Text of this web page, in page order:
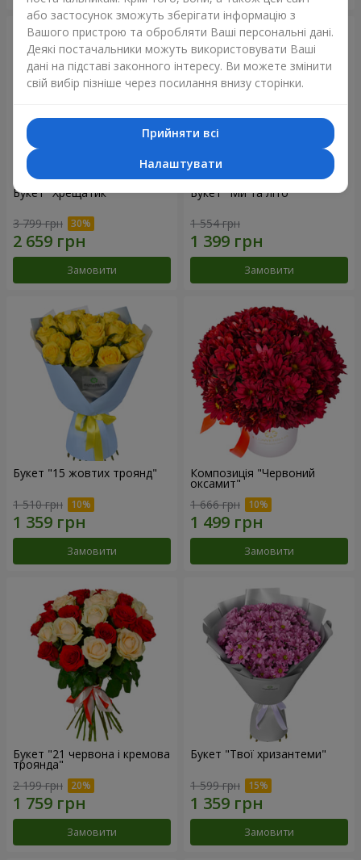
Букет "Хрещатик"
3 799 грн
Замовити
Букет "Ми та літо"
1 554 грн
Замовити
Букет "15 жовтих троянд"
1 510 грн
Замовити
Композиція "Червоний
оксамит"
1 666 грн
Замовити
Букет "21 червона і кремова
троянда"
2 199 грн
Замовити
Букет "Твої хризантеми"
1 599 грн
Замовити
або застосунок зможуть зберігати інформацію з
Вашого пристрою та обробляти Ваші персональні дані.
Деякі постачальники можуть використовувати Ваші
дані на підставі законного інтересу. Ви можете змінити
свій вибір пізніше через посилання внизу сторінки.
Прийняти всі
Налаштувати